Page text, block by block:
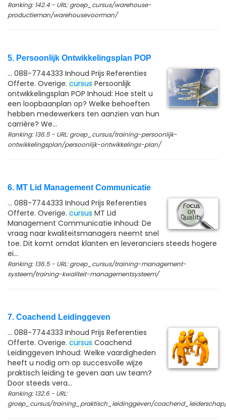
Ranking: 142.4 - URL: groep_cursus/warehouse-
productieman/warehousevoorman/
5. Persoonlijk Ontwikkelingsplan POP
... 088-7744333 Inhoud Prijs Referenties
Offerte. Overige. cursus Persoonlijk
ontwikkelingsplan POP Inhoud: Hoe stelt u
een loopbaanplan op? Welke behoeften
hebben medewerkers ten aanzien van hun
carrière? We...
Ranking: 136.5 - URL: groep_cursus/training-persoonlijk-
ontwikkelingsplan/persoonlijk-ontwikkelings-plan/
6. MT Lid Management Communicatie
... 088-7744333 Inhoud Prijs Referenties
Offerte. Overige. cursus MT Lid
Management Communicatie Inhoud: De
vraag naar kwaliteitsmanagers neemt snel
toe. Dit komt omdat klanten en leveranciers steeds hogere
ei...
Ranking: 136.5 - URL: groep_cursus/training-management-
systeem/training-kwaliteit-managementsysteem/
7. Coachend Leidinggeven
... 088-7744333 Inhoud Prijs Referenties
Offerte. Overige. cursus Coachend
Leidinggeven Inhoud: Welke vaardigheden
heeft u nodig om op succesvolle wijze
praktisch leiding te geven aan uw team?
Door steeds vera...
Ranking: 132.6 - URL:
groep_cursus/training_praktisch_leidinggeven/